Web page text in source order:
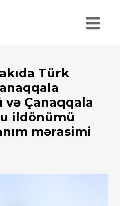
Türk
Çanaqqala
ildönümü
mərasimi